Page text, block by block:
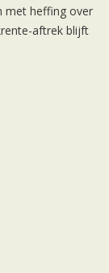
met heffing over
aftrek blijft